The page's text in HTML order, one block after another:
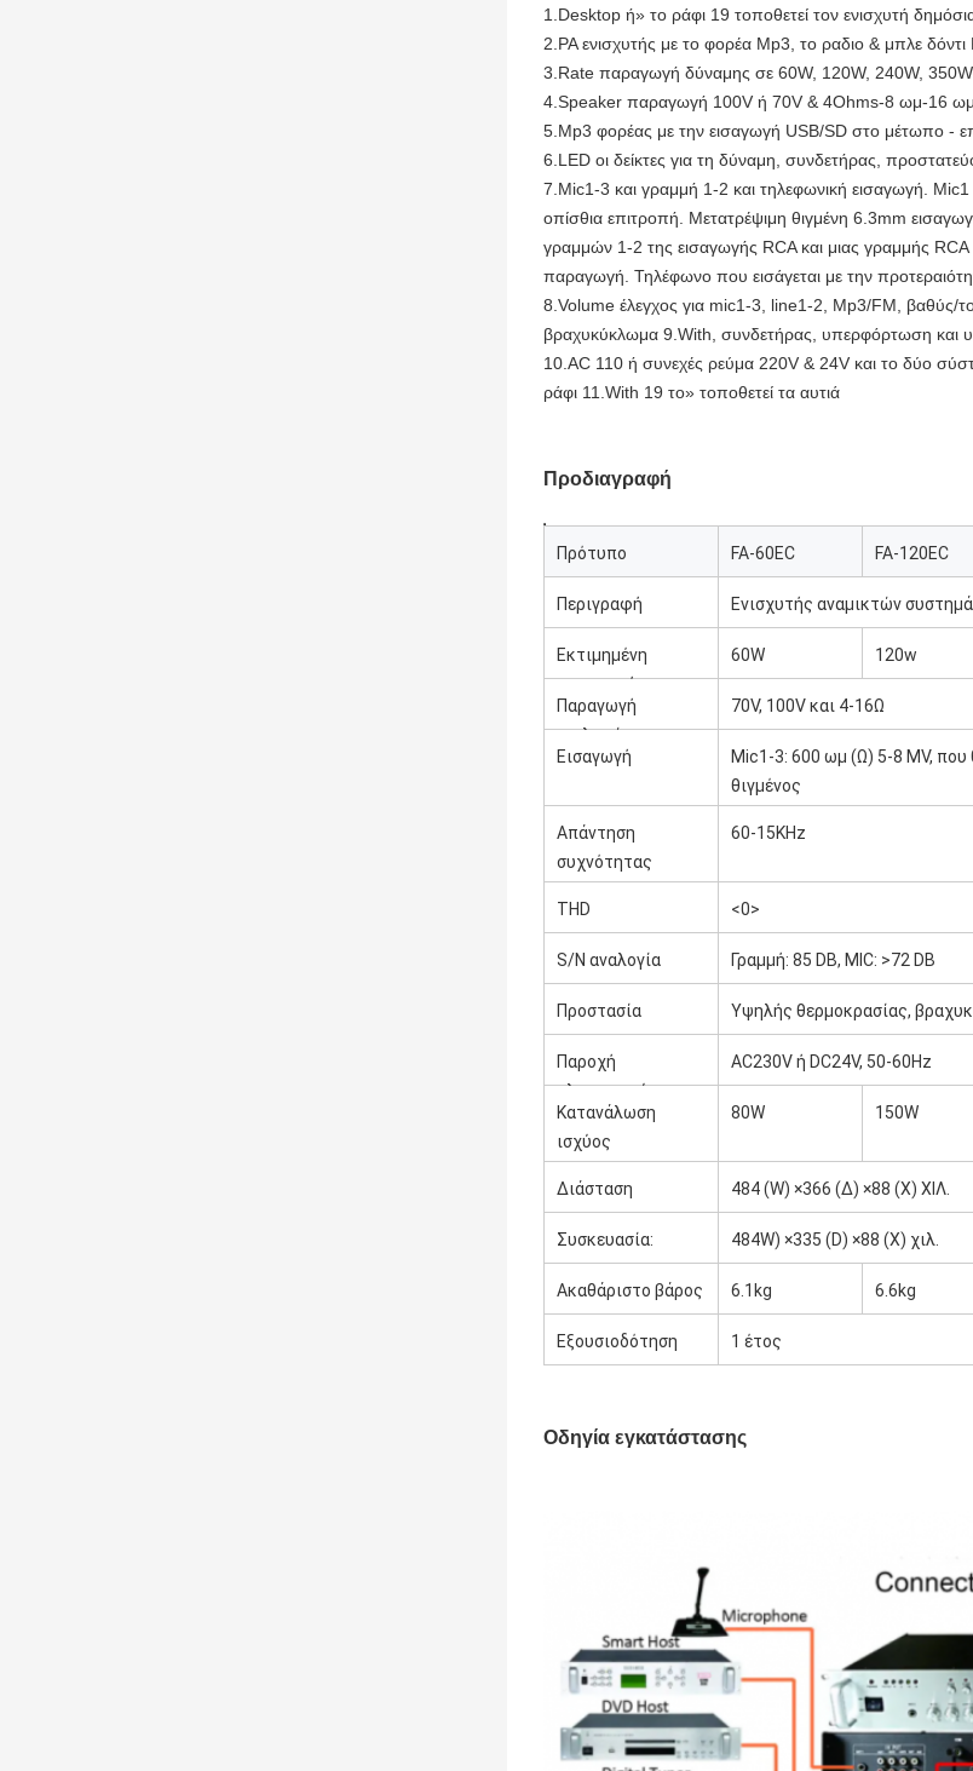
1.Desktop ή» το ράφι 19 τοποθετεί τον ενισχυτή
2.PA ενισχυτής με το φορέα Mp3, το ραδιο & μπλε δόντι
3.Rate παραγωγή δύναμης σε 60W, 120W, 240W,
4.Speaker παραγωγή 100V ή 70V & 4Ohms-8 ωμ-16 ωμ
5.Mp3 φορέας με την εισαγωγή USB/SD στο μέτωπο -
6.LED οι δείκτες για τη δύναμη, συνδετήρας,
7.Mic1-3 και γραμμή 1-2 και τηλεφωνική εισαγωγή.
οπίσθια επιτροπή. Μετατρέψιμη θιγμένη 6.3mm
γραμμών 1-2 της εισαγωγής RCA και μιας γραμμής RCA
παραγωγή. Τηλέφωνο που εισάγεται με την
8.Volume έλεγχος για mic1-3, line1-2, Mp3/FM, βαθύς/το
βραχυκύκλωμα 9.With, συνδετήρας, υπερφόρτωση και
10.AC 110 ή συνεχές ρεύμα 220V & 24V και το δύο
ράφι 11.With 19 το» τοποθετεί τα αυτιά
Προδιαγραφή
Πρότυπο FA-60EC FA-120EC
Περιγραφή Ενισχυτής αναμικτών
Εκτιμημένη
παραγωγή
δύναμης
60W 120w
Παραγωγή
ομιλητών
70V, 100V και 4-16Ω
Εισαγωγή
Mic1-3: 600 ωμ (Ω) 5-8 MV, που
θιγμένος
Απάντηση
συχνότητας
60-15KHz
THD <0>
S/N αναλογία Γραμμή: 85 DB, MIC: >72 DB
Προστασία Υψηλής θερμοκρασίας,
Παροχή
ηλεκτρικού
ρεύματος
AC230V ή DC24V, 50-60Hz
Κατανάλωση
ισχύος
80W 150W
Διάσταση 484 (W) ×366 (Δ) ×88 (Χ) ΧΙΛ.
Συσκευασία: 484W) ×335 (D) ×88 (Χ) χιλ.
Ακαθάριστο βάρος 6.1kg 6.6kg
Εξουσιοδότηση 1 έτος
Οδηγία εγκατάστασης